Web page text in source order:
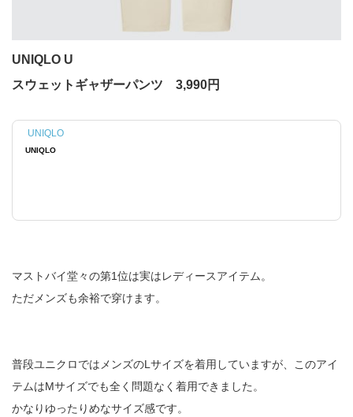
UNIQLO U
スウェットギャザーパンツ 3,990円
UNIQLO
UNIQLO
マストバイ堂々の第1位は実はレディースアイテム。
ただメンズも余裕で穿けます。
普段ユニクロではメンズのLサイズを着用していますが、このアイ
テムはMサイズでも全く問題なく着用できました。
かなりゆったりめなサイズ感です。